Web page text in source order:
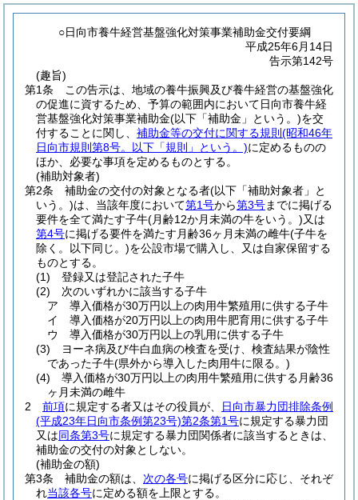
○日向市養牛経営基盤強化対策事業補助金交付要綱
平成25年6月14日
告示第142号
(趣旨)
第1条
この告示は、地域の養牛振興及び養牛経営の基盤強化
の促進に資するため、予算の範囲内において日向市養牛経
営基盤強化対策事業補助金(以下「補助金」という。)を交
付することに関し、 補助金等の交付に関する規則 (昭和46年
日向市規則第8号。以下「規則」という。)に定めるものの
ほか、必要な事項を定めるものとする。
(補助対象者)
第2条
補助金の交付の対象となる者(以下「補助対象者」と
いう。)は、当該年度において第1号から第3号までに掲げる
要件を全て満たす子牛(月齢12か月未満の牛をいう。)又は
第4号に掲げる要件を満たす月齢36ヶ月未満の雌牛(子牛を
除く。以下同じ。)を公設市場で購入し、又は自家保留する
ものとする。
(1)
登録又は登記された子牛
(2)
次のいずれかに該当する子牛
ア
導入価格が30万円以上の肉用牛繁殖用に供する子牛
イ
導入価格が20万円以上の肉用牛肥育用に供する子牛
ウ
導入価格が30万円以上の乳用に供する子牛
(3)
ヨーネ病及び牛白血病の検査を受け、検査結果が陰性
であった子牛(県外から導入した肉用牛に限る。)
(4)
導入価格が30万円以上の肉用牛繁殖用に供する月齢36
ヶ月未満の雌牛
2
前項に規定する者又はその役員が、
日向市暴力団排除条例
(平成23年日向市条例第23号)第2条第1号に規定する暴力団
又は同条第3号に規定する暴力団関係者に該当するときは、
補助金の交付の対象としない。
(補助金の額)
第3条
補助金の額は、 次の各号に掲げる区分に応じ、それぞ
れ当該各号に定める額を上限とする。